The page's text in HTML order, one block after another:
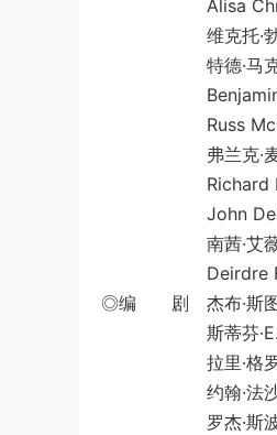
Alisa
维克托·勃兰
特德·马克兰
Benjamin
Russ
弗兰克·麦克
Richard Lee-
John Del
南茜·艾薇哈
Deirdre
◎编 剧 杰布·斯图
斯蒂芬·E.德·
拉里·格罗斯
约翰·法沙诺 /
罗杰·斯波蒂斯